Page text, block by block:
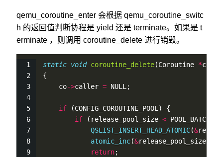
qemu_coroutine_enter 会根据 qemu_coroutine_switc
h 的返回值判断协程是 yield 还是 terminate。如果是 t
erminate ，则调用 coroutine_delete 进行销毁。
static void coroutine_delete(Coroutine *co)
{
    co
->caller = NULL;
if (CONFIG_COROUTINE_POOL) {
if (release_pool_size <
QSLIST_INSERT_HEAD_ATOMIC(&
atomic_inc(&release_pool_size);
return;